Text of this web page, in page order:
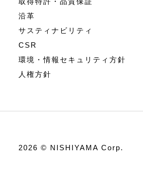
沿革
サスティナビリティ
CSR
環境・情報セキュリティ方針
人権方針
2026 © NISHIYAMA Corp.